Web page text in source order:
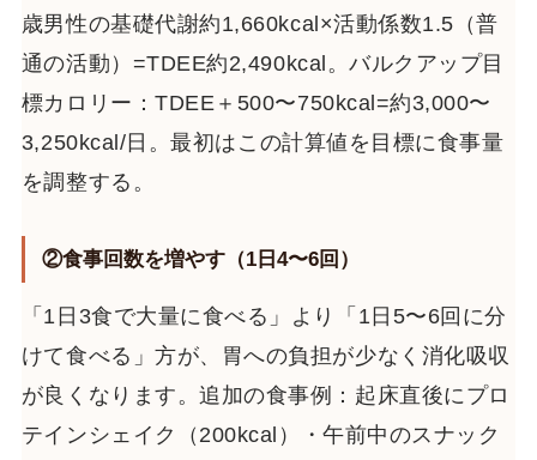
歳男性の基礎代謝約1,660kcal×活動係数1.5（普
通の活動）=TDEE約2,490kcal。バルクアップ目
標カロリー：TDEE＋500〜750kcal=約3,000〜
3,250kcal/日。最初はこの計算値を目標に食事量
を調整する。
②食事回数を増やす（1日4〜6回）
「1日3食で大量に食べる」より「1日5〜6回に分
けて食べる」方が、胃への負担が少なく消化吸収
が良くなります。追加の食事例：起床直後にプロ
テインシェイク（200kcal）・午前中のスナック